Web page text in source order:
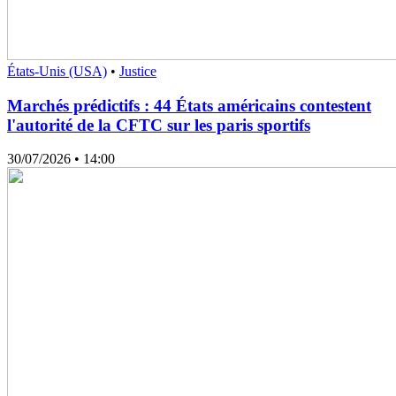
États-Unis (USA) • Justice
Marchés prédictifs : 44 États américains contestent
l'autorité de la CFTC sur les paris sportifs
30/07/2026 • 14:00